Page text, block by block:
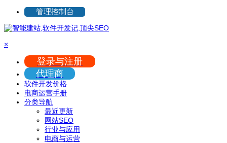
管理控制台
×
登录与注册
代理商
软件开发价格
电商运营手册
分类导航
最近更新
网站SEO
行业与应用
电商与运营